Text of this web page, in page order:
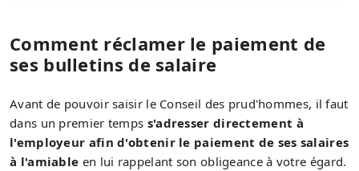
Comment réclamer le paiement de
ses bulletins de salaire
Avant de pouvoir saisir le Conseil des prud'hommes, il faut
dans un premier temps s'adresser directement à
l'employeur afin d'obtenir le paiement de ses salaires
à l'amiable en lui rappelant son obligeance à votre égard.